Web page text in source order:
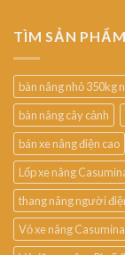
TÌM SẢN
bàn nâng nhỏ 350kg
bàn nâng cây cảnh
bán xe nâng điện cao
Lốp xe nâng
thang nâng người
Vỏ xe nâng